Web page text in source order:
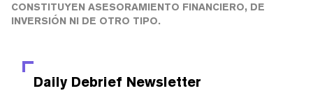
CONSTITUYEN ASESORAMIENTO FINANCIERO, DE
INVERSIÓN NI DE OTRO TIPO.
Daily Debrief Newsletter